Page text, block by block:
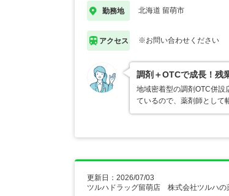
勤務地 北海道 留萌市
アクセス ※お問い合わせください
調剤＋OTCで成長！残
地域密着型の調剤OTC併設
ているので、薬剤師として
更新日：2026/07/03
ツルハドラッグ留萌店 株式会社ツルハの